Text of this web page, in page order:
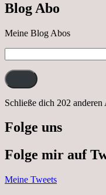
Blog Abo
Meine Blog Abos
Mail-
Adresse:
Schließe dich 202 anderen
Folge uns
Folge mir auf
Meine Tweets